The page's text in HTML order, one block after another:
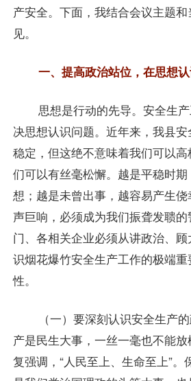
产安全。下面，我结合会议主题
见。
一、提高政治站位，在思想
思想是行动的先导。安全生
决思想认识问题。近年来，我县
稳定，但这绝不意味着我们可以
们可以有丝毫松懈。越是平稳时
想；越是未曾出事，越容易产生
声巨响，必须成为我们振聋发聩
门、各相关企业必须从讲政治、
识烟花爆竹安全生产工作的极端
性。
（一）要深刻认识安全生产
产是民生大事，一丝一毫也不能
复强调，“人民至上、生命至上”。